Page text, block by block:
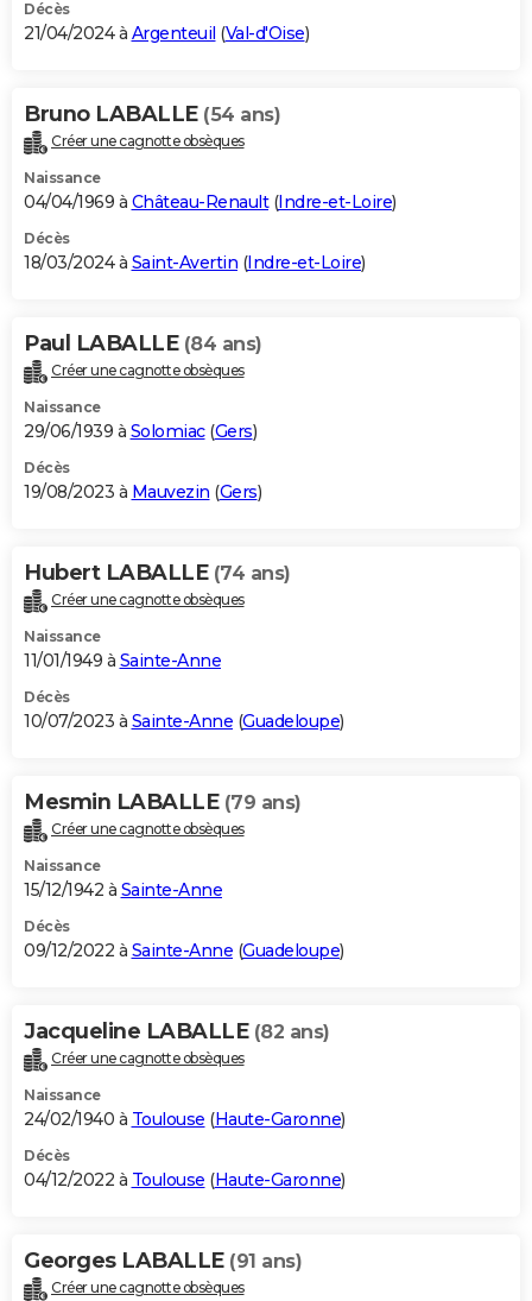
Décès
21/04/2024 à Argenteuil (Val-d'Oise)
Bruno LABALLE (54 ans)
Créer une cagnotte obsèques
Naissance
04/04/1969 à Château-Renault(Indre-et-Loire)
Décès
18/03/2024 à Saint-Avertin (Indre-et-Loire)
Paul LABALLE (84 ans)
Créer une cagnotte obsèques
Naissance
29/06/1939 à Solomiac(Gers)
Décès
19/08/2023 à Mauvezin (Gers)
Hubert LABALLE (74 ans)
Créer une cagnotte obsèques
Naissance
11/01/1949 à Sainte-Anne
Décès
10/07/2023 à Sainte-Anne (Guadeloupe)
Mesmin LABALLE (79 ans)
Créer une cagnotte obsèques
Naissance
15/12/1942 à Sainte-Anne
Décès
09/12/2022 à Sainte-Anne (Guadeloupe)
Jacqueline LABALLE (82 ans)
Créer une cagnotte obsèques
Naissance
24/02/1940 à Toulouse (Haute-Garonne)
Décès
04/12/2022 à Toulouse (Haute-Garonne)
Georges LABALLE (91 ans)
Créer une cagnotte obsèques